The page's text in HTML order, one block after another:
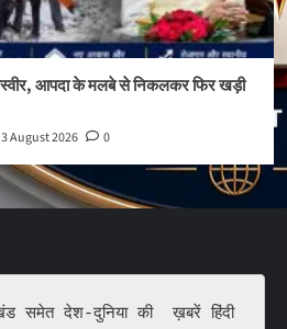
आपदा के मलबे से निकलकर फिर खड़ी
3 August 2026 0
समेत देश-दुनिया की  ख़बरें हिंदी